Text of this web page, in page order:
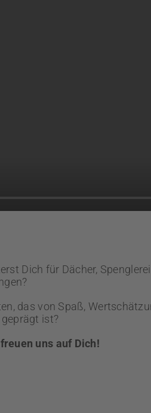
Dich für Dächer,
das von Spaß,
ist?
uns auf Dich!